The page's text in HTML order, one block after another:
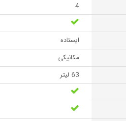
4
ایستاده
مکانیکی
63 لیتر